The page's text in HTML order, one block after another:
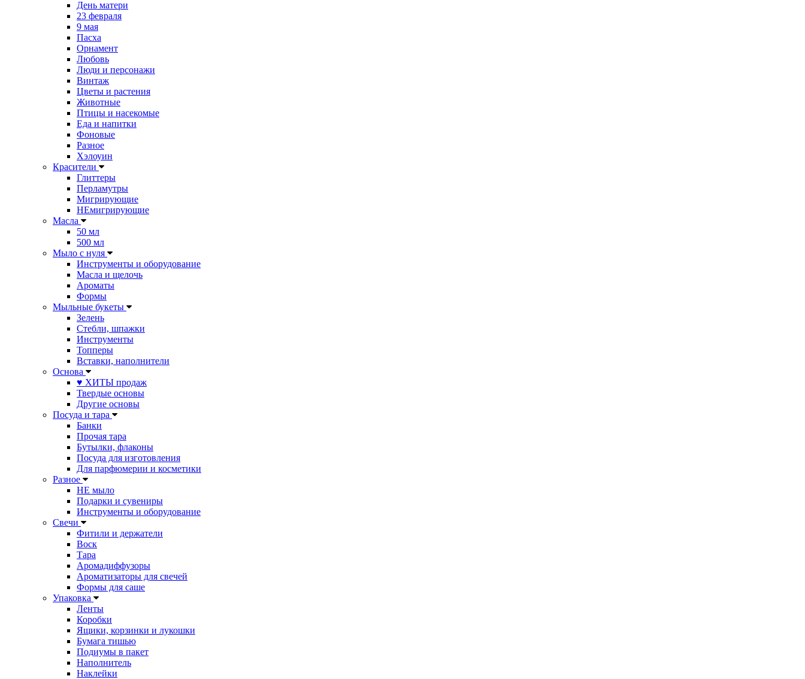
День матери
23 февраля
9 мая
Пасха
Орнамент
Любовь
Люди и персонажи
Винтаж
Цветы и растения
Животные
Птицы и насекомые
Еда и напитки
Фоновые
Разное
Хэлоуин
Красители
Глиттеры
Перламутры
Мигрирующие
НЕмигрирующие
Масла
50 мл
500 мл
Мыло с нуля
Инструменты и оборудование
Масла и щелочь
Ароматы
Формы
Мыльные букеты
Зелень
Стебли, шпажки
Инструменты
Топперы
Вставки, наполнители
Основа
♥ ХИТЫ продаж
Твердые основы
Другие основы
Посуда и тара
Банки
Прочая тара
Бутылки, флаконы
Посуда для изготовления
Для парфюмерии и косметики
Разное
НЕ мыло
Подарки и сувениры
Инструменты и оборудование
Свечи
Фитили и держатели
Воск
Тара
Аромадиффузоры
Ароматизаторы для свечей
Формы для саше
Упаковка
Ленты
Коробки
Ящики, корзинки и лукошки
Бумага тишью
Подиумы в пакет
Наполнитель
Наклейки